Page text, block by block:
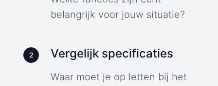
belangrijk voor jouw situatie?
2 Vergelijk specificaties
Waar moet je op letten bij het